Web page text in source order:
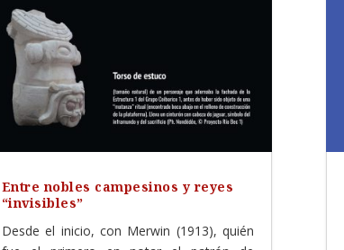
Entre nobles campesinos y reyes
“invisibles”
Desde el inicio, con Merwin (1913), quién